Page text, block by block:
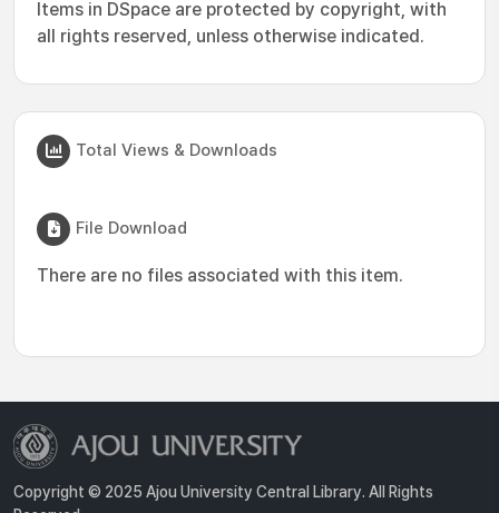
Items in DSpace are protected by copyright, with
all rights reserved, unless otherwise indicated.
Total Views & Downloads
File Download
There are no files associated with this item.
Copyright © 2025 Ajou University Central Library. All Rights